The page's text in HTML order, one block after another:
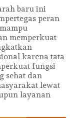
baru ini
peran
memperkuat
karena tata
fungsi
sehat dan
lewat
layanan